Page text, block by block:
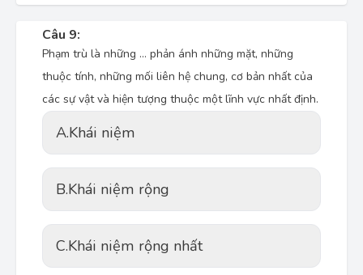
Câu 9:
Phạm trù là những … phản ánh những mặt, những
thuộc tính, những mối liên hệ chung, cơ bản nhất của
các sự vật và hiện tượng thuộc một lĩnh vực nhất định.
A.Khái niệm
B.Khái niệm rộng
C.Khái niệm rộng nhất